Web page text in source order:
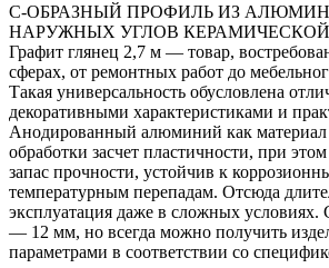
С-ОБРАЗНЫЙ ПРОФИЛЬ ИЗ
НАРУЖНЫХ УГЛОВ
Графит глянец 2,7 м — товар,
сферах, от ремонтных работ до
Такая универсальность обусловлена
декоративными характеристиками и
Анодированный алюминий как материал
обработки засчет пластичности, при
запас прочности, устойчив к
температурным перепадам. Отсюда
эксплуатация даже в сложных условиях.
— 12 мм, но всегда можно получить
параметрами в соответствии со